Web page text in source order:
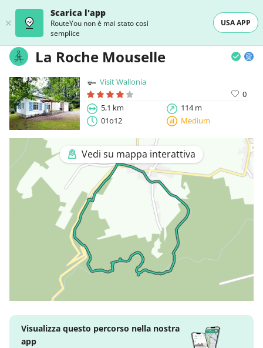
Scarica l'app
RouteYou non è mai stato così
semplice
USA APP
La Roche Mouselle
Visit Wallonia
0
5,1 km
114 m
01o12
Medium
Vedi su mappa interattiva
Visualizza questo percorso nella nostra
app